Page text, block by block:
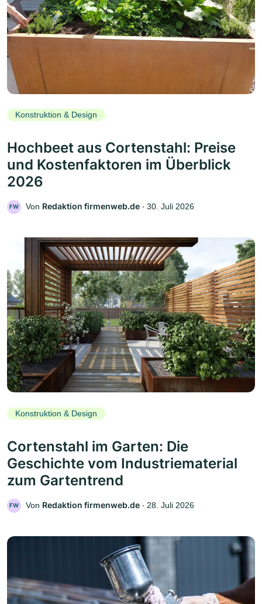
Konstruktion & Design
Hochbeet aus Cortenstahl: Preise
und Kostenfaktoren im Überblick
2026
FW Von Redaktion firmenweb.de ‧ 30. Juli 2026
Konstruktion & Design
Cortenstahl im Garten: Die
Geschichte vom Industriematerial
zum Gartentrend
FW Von Redaktion firmenweb.de ‧ 28. Juli 2026